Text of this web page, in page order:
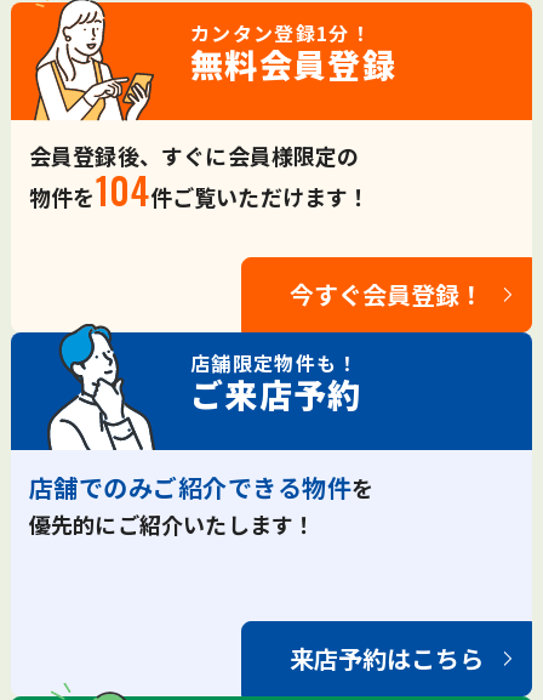
カンタン登録1分！
無料会員登録
会員登録後、すぐに会員様限定の
物件を104件ご覧いただけます！
今すぐ会員登録！
店舗限定物件も！
ご来店予約
店舗でのみご紹介できる物件を
優先的にご紹介いたします！
来店予約はこちら